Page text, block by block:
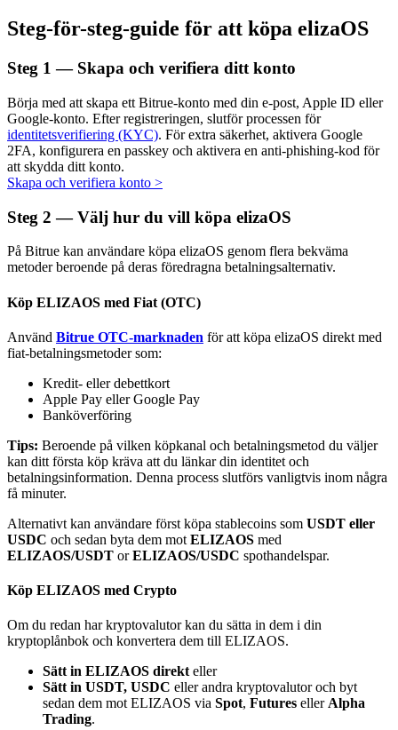
Auto Invest
Ta långsiktig vinst och flexibla intressen
Lär dig Staking
Lär dig mer om att tjäna passiv inkomst
Bitrue
AI
Bitrue Partners
Bitrue Affiliates
Steg-för-steg-guide för att köpa elizaOS
Steg 1 — Skapa och verifiera ditt konto
Börja med att skapa ett Bitrue-konto med din e-post, Apple ID eller
Google-konto. Efter registreringen, slutför processen för
identitetsverifiering (KYC). För extra säkerhet, aktivera Google
2FA, konfigurera en passkey och aktivera en anti-phishing-kod för
att skydda ditt konto.
Skapa och verifiera konto >
Steg 2 — Välj hur du vill köpa elizaOS
På Bitrue kan användare köpa elizaOS genom flera bekväma
metoder beroende på deras föredragna betalningsalternativ.
Köp ELIZAOS med Fiat (OTC)
Använd Bitrue OTC-marknaden för att köpa elizaOS direkt med
fiat-betalningsmetoder som:
Kredit- eller debettkort
Apple Pay eller Google Pay
Banköverföring
Tips: Beroende på vilken köpkanal och betalningsmetod du väljer
kan ditt första köp kräva att du länkar din identitet och
betalningsinformation. Denna process slutförs vanligtvis inom några
få minuter.
Alternativt kan användare först köpa stablecoins som USDT eller
USDC och sedan byta dem mot ELIZAOS med
ELIZAOS/USDT orELIZAOS/USDC spothandelspar.
Köp ELIZAOS med Crypto
Om du redan har kryptovalutor kan du sätta in dem i din
kryptoplånbok och konvertera dem till ELIZAOS.
Sätt in ELIZAOS direkteller
Sätt in USDT, USDC eller andra kryptovalutor och byt
sedan dem mot ELIZAOS via Spot, Futures ellerAlpha
Trading.